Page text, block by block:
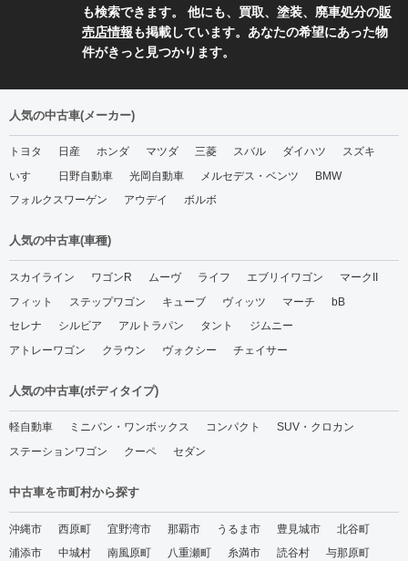
も検索できます。 他にも、買取、塗装、廃車処分の販
売店情報も掲載しています。あなたの希望にあった物
件がきっと見つかります。
人気の中古車(メーカー)
トヨタ 日産 ホンダ マツダ 三菱 スバル ダイハツ
スズキ
いすゞ
日野自動車 光岡自動車 メルセデス・ベンツ
BMW
フォルクスワーゲン
アウデイ ボルボ
人気の中古車(車種)
スカイライン ワゴンR ムーヴ ライフ エブリイワゴン
マークII
フィット
ステップワゴン キューブ ヴィッツ マーチ
bB
セレナ
シルビア アルトラパン タント
ジムニー
アトレーワゴン
クラウン ヴォクシー チェイサー
人気の中古車(ボディタイプ)
軽自動車 ミニバン・ワンボックス コンパクト
SUV・クロカン
ステーションワゴン
クーペ セダン
中古車を市町村から探す
沖縄市 西原町 宜野湾市 那覇市 うるま市 豊見城市
北谷町
浦添市
中城村 南風原町 八重瀬町 糸満市 読谷村
与那原町